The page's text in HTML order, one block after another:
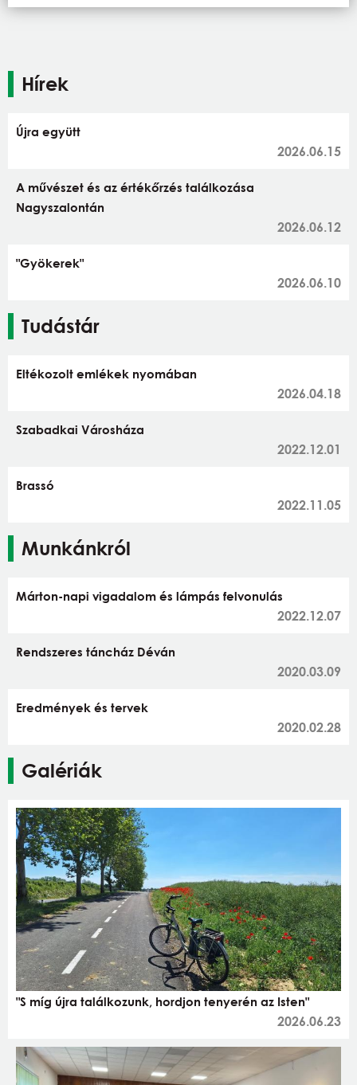
Hírek
Újra együtt
2026.06.15
A művészet és az értékőrzés találkozása
Nagyszalontán
2026.06.12
"Gyökerek"
2026.06.10
Tudástár
Eltékozolt emlékek nyomában
2026.04.18
Szabadkai Városháza
2022.12.01
Brassó
2022.11.05
Munkánkról
Márton-napi vigadalom és lámpás felvonulás
2022.12.07
Rendszeres táncház Déván
2020.03.09
Eredmények és tervek
2020.02.28
Galériák
"S míg újra találkozunk, hordjon tenyerén az Isten"
2026.06.23